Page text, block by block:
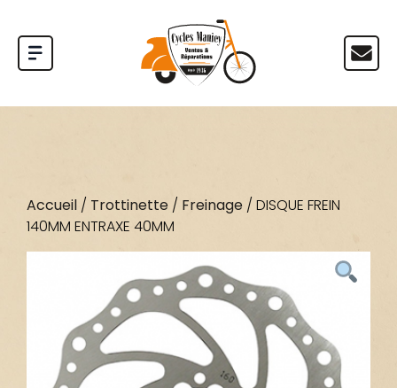
Accueil / Trottinette / Freinage / DISQUE FREIN
140MM ENTRAXE 40MM